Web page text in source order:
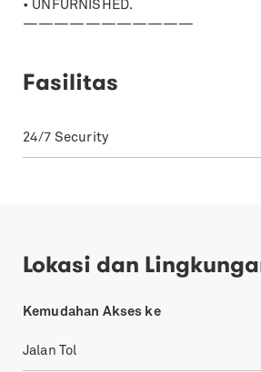
• UNFURNISHED.
———————————
Fasilitas
24/7 Security
Lokasi dan
Kemudahan Akses ke
Jalan Tol